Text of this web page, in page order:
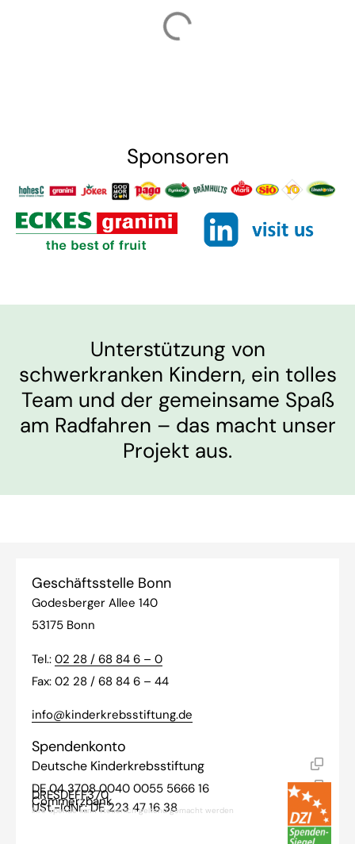
Sponsoren
Unterstützung von
schwerkranken Kindern, ein tolles
Team und der gemeinsame Spaß
am Radfahren – das macht unser
Projekt aus.
Geschäftsstelle Bonn
Godesberger Allee 140
53175 Bonn
Tel.: 02 28 / 68 84 6 – 0
Fax: 02 28 / 68 84 6 – 44
info@kinderkrebsstiftung.de
Spendenkonto
Deutsche Kinderkrebsstiftung
DE 04 3708 0040 0055 5666 16
DRESDEFF370
Commerzbank
USt.-IdNr.: DE 223 47 16 38
Ihre Spende kann steuerlich geltend gemacht werden